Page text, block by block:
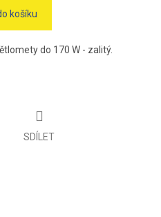
košíku
do 170 W - zalitý.
SDÍLET